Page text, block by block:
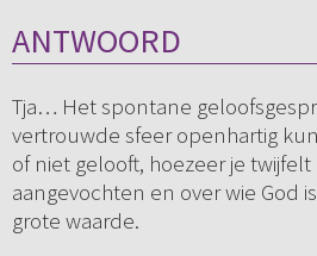
ANTWOORD
Tja… Het spontane
vertrouwde sfeer openhartig
of niet gelooft, hoezeer je
aangevochten en over wie God
grote waarde.